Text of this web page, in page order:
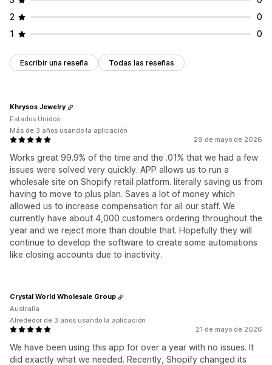
2
0
1
0
Escribir una reseña Todas las reseñas
29 de mayo de 2026
Works great 99.9% of the time and the .01% that we had a few
issues were solved very quickly. APP allows us to run a
wholesale site on Shopify retail platform. literally saving us from
having to move to plus plan. Saves a lot of money which
allowed us to increase compensation for all our staff. We
currently have about 4,000 customers ordering throughout the
year and we reject more than double that. Hopefully they will
continue to develop the software to create some automations
like closing accounts due to inactivity.
Khrysos Jewelry
Estados Unidos
Más de 3 años usando la aplicación
21 de mayo de 2026
We have been using this app for over a year with no issues. It
did exactly what we needed. Recently, Shopify changed its
Crystal World Wholesale Group
Australia
Alrededor de 3 años usando la aplicación